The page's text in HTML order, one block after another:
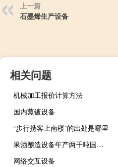
上一篇
石墨烯生产设备
相关问题
机械加工报价计算方法
国内蒸镀设备
“步行携客上南楼”的出处是哪里
果酒酿造设备年产两千吨国内外价格
网络交互设备